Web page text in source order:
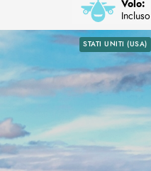
Volo:
Incluso
STATI UNITI (USA)